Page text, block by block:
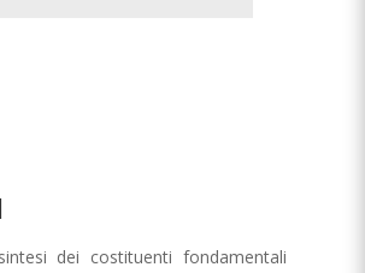
dei costituenti fondamentali